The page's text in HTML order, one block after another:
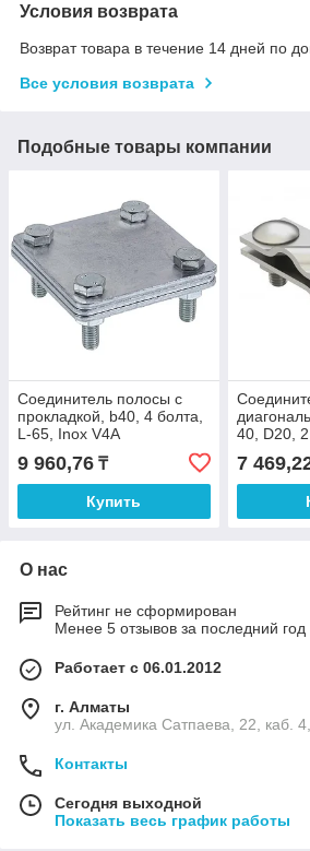
Условия возврата
Возврат товара в течение 14 дней по
Все условия возврата
Подобные товары компании
Соединитель полосы с
прокладкой, b40, 4 болта,
L-65, Inox V4A
9 960,76 ₸
Купить
40, D20,
7
О нас
Рейтинг не сформирован
Менее 5 отзывов за последний год
Работает с 06.01.2012
г. Алматы
ул. Академика Сатпаева, 22, каб.
Контакты
Сегодня выходной
Показать весь график работы